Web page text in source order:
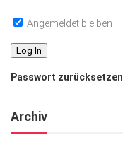
Angemeldet bleiben
Passwort zurücksetzen
Archiv